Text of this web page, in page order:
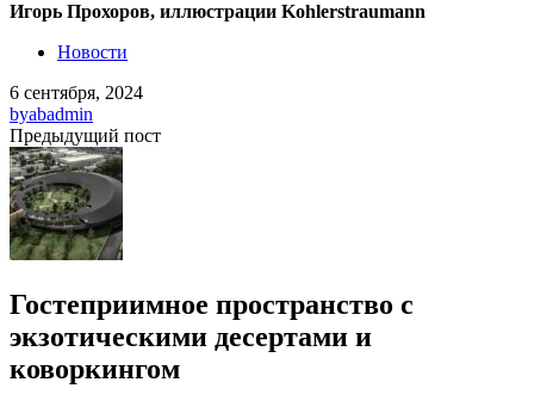
Игорь Прохоров, иллюстрации Kohlerstraumann
Новости
6 сентября, 2024
byabadmin
Предыдущий пост
Гостеприимное пространство с
экзотическими десертами и
коворкингом